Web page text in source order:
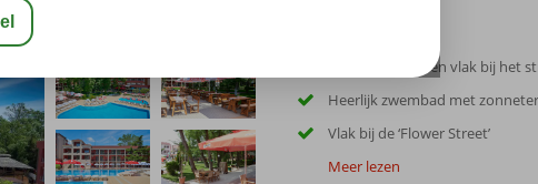
In het centrum en vlak bij het
Heerlijk zwembad met
Vlak bij de ‘Flower Street’
Meer lezen